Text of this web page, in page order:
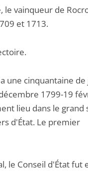
le vainqueur de
et 1713.
une cinquantaine de
1799-19
lieu dans le grand
d'État. Le premier
le Conseil d'État fut